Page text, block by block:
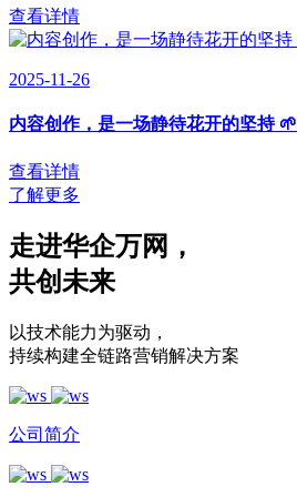
查看详情
2025-11-26
内容创作，是一场静待花开的坚持 🌱
查看详情
了解更多
走进华企万网 ，
共创未来
以技术能力为驱动 ，
持续构建全链路营销解决方案
公司简介